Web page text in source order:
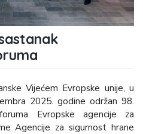
Vijećem Evropske unije, u
2025. godine održan 98.
Evropske agencije za
Agencije za sigurnost hrane